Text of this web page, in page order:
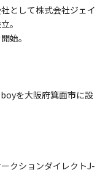
として株式会社ジェイ
。
始。
を大阪府箕面市に設
クションダイレクトJ-